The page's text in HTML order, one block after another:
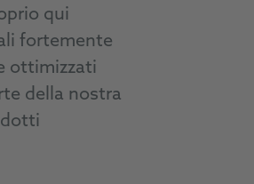
qui
fortemente
ottimizzati
della nostra